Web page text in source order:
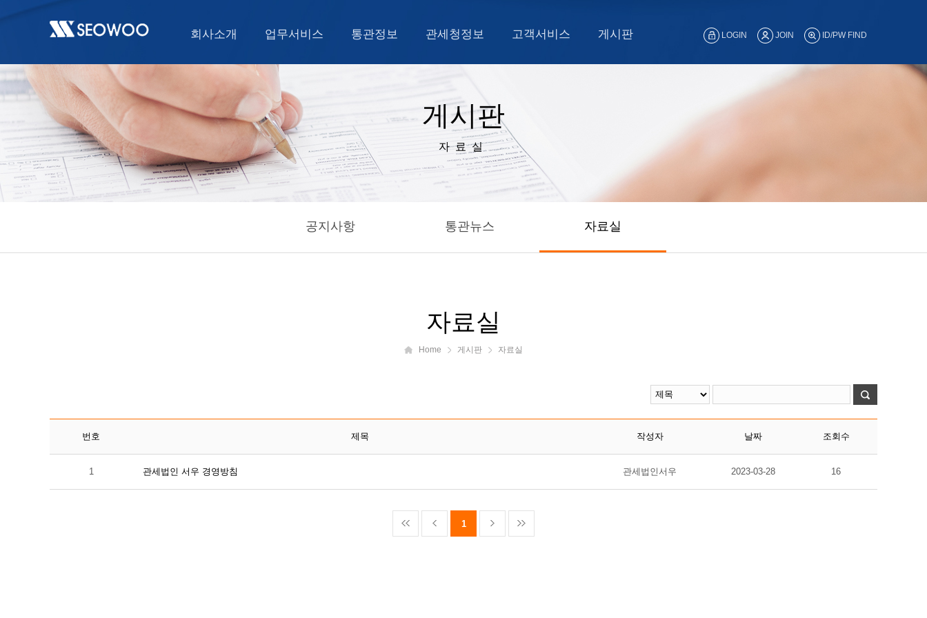
회사소개 업무서비스 통관정보 관세청정보 고객서비스 게시판 LOGIN JOIN ID/PW FIND
게시판
자료실
공지사항 통관뉴스 자료실
자료실
Home 게시판 자료실
번호 제목 작성자 날짜 조회수
1 관세법인 서우 경영방침 관세법인서우 2023-03-28 16
1